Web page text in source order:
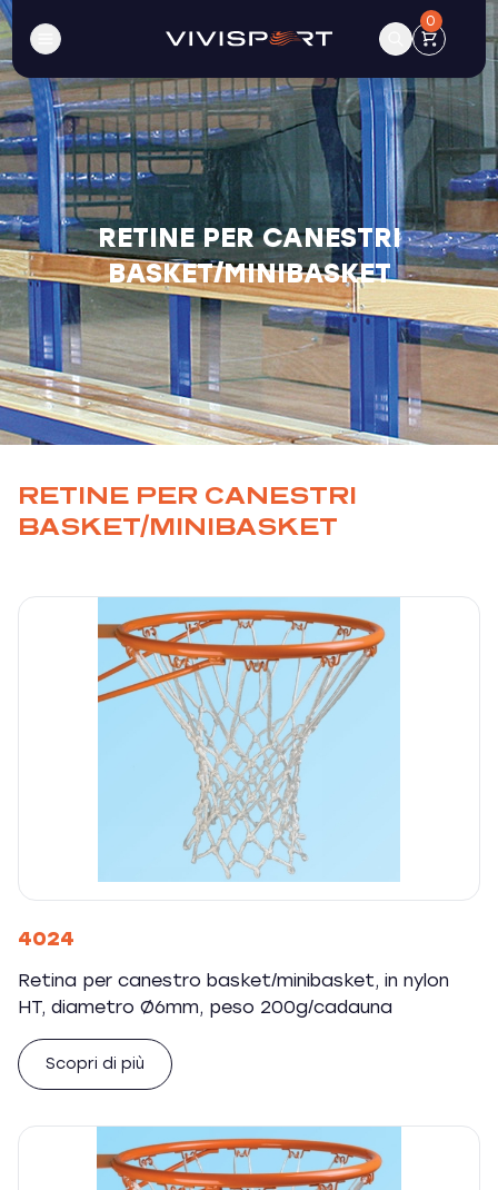
0
RETINE PER CANESTRI
BASKET/MINIBASKET
RETINE PER CANESTRI
BASKET/MINIBASKET
4024
Retina per canestro basket/minibasket, in nylon
HT, diametro Ø6mm, peso 200g/cadauna
Scopri di più